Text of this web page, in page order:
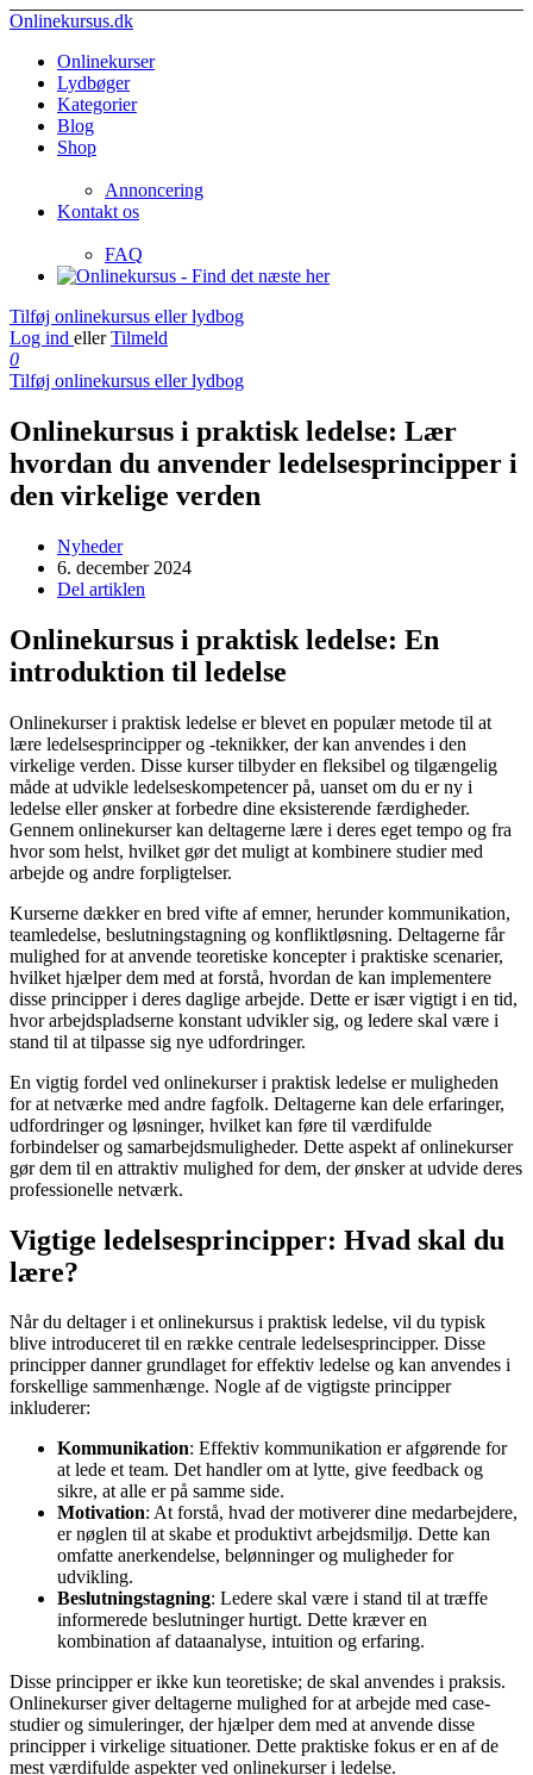
Onlinekursus.dk
Onlinekurser
Lydbøger
Kategorier
Blog
Shop
Annoncering
Kontakt os
FAQ
Tilføj onlinekursus eller lydbog
Log ind eller Tilmeld
0
Tilføj onlinekursus eller lydbog
Onlinekursus i praktisk ledelse: Lær
hvordan du anvender ledelsesprincipper i
den virkelige verden
Nyheder
6. december 2024
Del artiklen
Onlinekursus i praktisk ledelse: En
introduktion til ledelse
Onlinekurser i praktisk ledelse er blevet en populær metode til at
lære ledelsesprincipper og -teknikker, der kan anvendes i den
virkelige verden. Disse kurser tilbyder en fleksibel og tilgængelig
måde at udvikle ledelseskompetencer på, uanset om du er ny i
ledelse eller ønsker at forbedre dine eksisterende færdigheder.
Gennem onlinekurser kan deltagerne lære i deres eget tempo og fra
hvor som helst, hvilket gør det muligt at kombinere studier med
arbejde og andre forpligtelser.
Kurserne dækker en bred vifte af emner, herunder kommunikation,
teamledelse, beslutningstagning og konfliktløsning. Deltagerne får
mulighed for at anvende teoretiske koncepter i praktiske scenarier,
hvilket hjælper dem med at forstå, hvordan de kan implementere
disse principper i deres daglige arbejde. Dette er især vigtigt i en tid,
hvor arbejdspladserne konstant udvikler sig, og ledere skal være i
stand til at tilpasse sig nye udfordringer.
En vigtig fordel ved onlinekurser i praktisk ledelse er muligheden
for at netværke med andre fagfolk. Deltagerne kan dele erfaringer,
udfordringer og løsninger, hvilket kan føre til værdifulde
forbindelser og samarbejdsmuligheder. Dette aspekt af onlinekurser
gør dem til en attraktiv mulighed for dem, der ønsker at udvide deres
professionelle netværk.
Vigtige ledelsesprincipper: Hvad skal du
lære?
Når du deltager i et onlinekursus i praktisk ledelse, vil du typisk
blive introduceret til en række centrale ledelsesprincipper. Disse
principper danner grundlaget for effektiv ledelse og kan anvendes i
forskellige sammenhænge. Nogle af de vigtigste principper
inkluderer:
Kommunikation: Effektiv kommunikation er afgørende for
at lede et team. Det handler om at lytte, give feedback og
sikre, at alle er på samme side.
Motivation: At forstå, hvad der motiverer dine medarbejdere,
er nøglen til at skabe et produktivt arbejdsmiljø. Dette kan
omfatte anerkendelse, belønninger og muligheder for
udvikling.
Beslutningstagning: Ledere skal være i stand til at træffe
informerede beslutninger hurtigt. Dette kræver en
kombination af dataanalyse, intuition og erfaring.
Disse principper er ikke kun teoretiske; de skal anvendes i praksis.
Onlinekurser giver deltagerne mulighed for at arbejde med case-
studier og simuleringer, der hjælper dem med at anvende disse
principper i virkelige situationer. Dette praktiske fokus er en af de
mest værdifulde aspekter ved onlinekurser i ledelse.